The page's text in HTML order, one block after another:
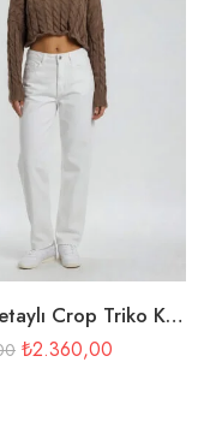
8% İNDİRİM
Örgü Detaylı Crop Triko Kazak
₺2.360,00